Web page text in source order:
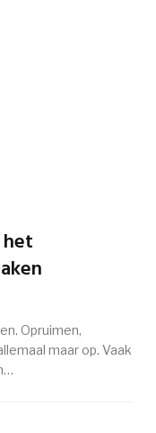
Opruimen,
maar op. Vaak